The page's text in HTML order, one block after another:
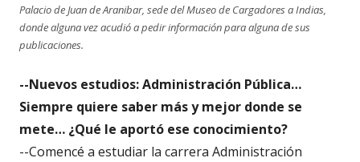
Palacio de Juan de Aranibar, sede del Museo de Cargadores a Indias,
donde alguna vez acudió a pedir información para alguna de sus
publicaciones.
--Nuevos estudios: Administración Pública…
Siempre quiere saber más y mejor donde se
mete… ¿Qué le aportó ese conocimiento?
--Comencé a estudiar la carrera Administración